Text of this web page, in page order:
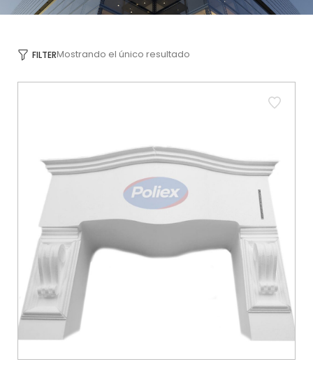
FILTERMostrando el único resultado